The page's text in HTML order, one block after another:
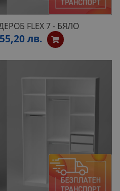
FLEX 7 - БЯЛО
лв.